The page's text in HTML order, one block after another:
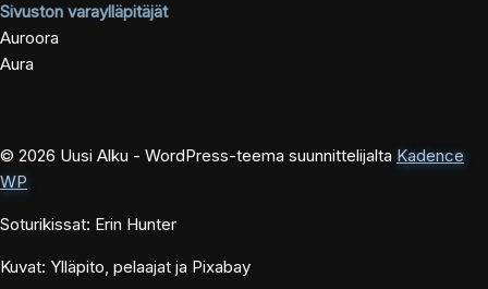
Sivuston varaylläpitäjät
Auroora
Aura
© 2026 Uusi Alku - WordPress-teema suunnittelijalta Kadence
WP
Soturikissat: Erin Hunter
Kuvat: Ylläpito, pelaajat ja Pixabay